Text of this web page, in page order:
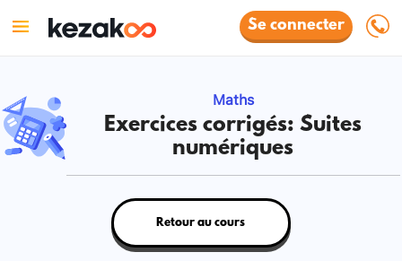
Se connecter
Maths
Exercices corrigés: Suites
numériques
Retour au cours